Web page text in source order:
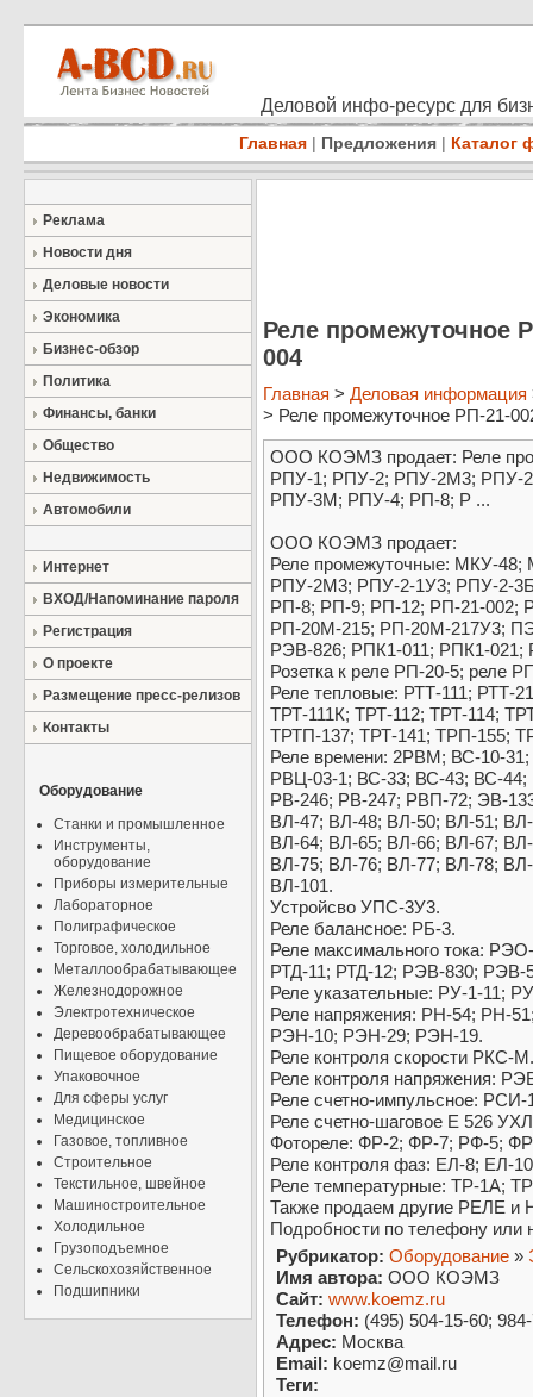
Деловой инфо-ресурс для
Главная | Предложения | Каталог
Реклама
Новости дня
Деловые новости
Экономика
Бизнес-обзор
Политика
Финансы, банки
Общество
Недвижимость
Автомобили
Интернет
ВХОД/Напоминание пароля
Регистрация
О проекте
Размещение пресс-релизов
Контакты
Оборудование
Станки и промышленное
Инструменты,
оборудование
Приборы измерительные
Лабораторное
Полиграфическое
Торговое, холодильное
Металлообрабатывающее
Железнодорожное
Электротехническое
Деревообрабатывающее
Пищевое оборудование
Упаковочное
Для сферы услуг
Медицинское
Газовое, топливное
Строительное
Текстильное, швейное
Машиностроительное
Холодильное
Грузоподъемное
Сельскохозяйственное
Подшипники
Реле промежуточное
004
Главная > Деловая информация
> Реле промежуточное РП-21-
ООО КОЭМЗ продает: Реле
РПУ-1; РПУ-2; РПУ-2М3; РПУ-
РПУ-3М; РПУ-4; РП-8; Р ...
ООО КОЭМЗ продает:
Реле промежуточные: МКУ-
РПУ-2М3; РПУ-2-1У3; РПУ-2-
РП-8; РП-9; РП-12; РП-21-002;
РП-20М-215; РП-20М-217У3;
РЭВ-826; РПК1-011; РПК1-
Розетка к реле РП-20-5; реле
Реле тепловые: РТТ-111; РТТ-
ТРТ-111К; ТРТ-112; ТРТ-114;
ТРТП-137; ТРТ-141; ТРП-155;
Реле времени: 2РВМ; ВС-10-
РВЦ-03-1; ВС-33; ВС-43; ВС-
РВ-246; РВ-247; РВП-72; ЭВ-
ВЛ-47; ВЛ-48; ВЛ-50; ВЛ-51;
ВЛ-64; ВЛ-65; ВЛ-66; ВЛ-67;
ВЛ-75; ВЛ-76; ВЛ-77; ВЛ-78;
ВЛ-101.
Устройсво УПС-3У3.
Реле балансное: РБ-3.
Реле максимального тока:
РТД-11; РТД-12; РЭВ-830;
Реле указательные: РУ-1-11;
Реле напряжения: РН-54; РН-
РЭН-10; РЭН-29; РЭН-19.
Реле контроля скорости РКС-М.
Реле контроля напряжения:
Реле счетно-импульсное: РСИ-
Реле счетно-шаговое Е 526
Фотореле: ФР-2; ФР-7; РФ-5;
Реле контроля фаз: ЕЛ-8; ЕЛ-
Реле температурные: ТР-1А;
Также продаем другие РЕЛЕ и
Подробности по телефону или
Рубрикатор: Оборудование »
Имя автора: ООО КОЭМЗ
Сайт: www.koemz.ru
Телефон: (495) 504-15-60;
Адрес: Москва
Email: koemz@mail.ru
Теги: